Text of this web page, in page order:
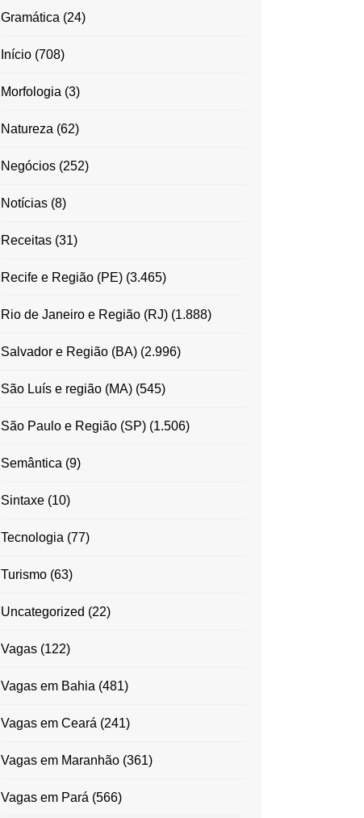
Gramática (24)
Início(708)
Morfologia (3)
Natureza (62)
Negócios(252)
Notícias(8)
Receitas(31)
Recife e Região (PE)(3.465)
Rio de Janeiro e Região (RJ)(1.888)
Salvador e Região (BA)(2.996)
São Luís e região (MA)(545)
São Paulo e Região (SP)(1.506)
Semântica (9)
Sintaxe(10)
Tecnologia (77)
Turismo(63)
Uncategorized (22)
Vagas(122)
Vagas em Bahia (481)
Vagas em Ceará (241)
Vagas em Maranhão(361)
Vagas em Pará (566)